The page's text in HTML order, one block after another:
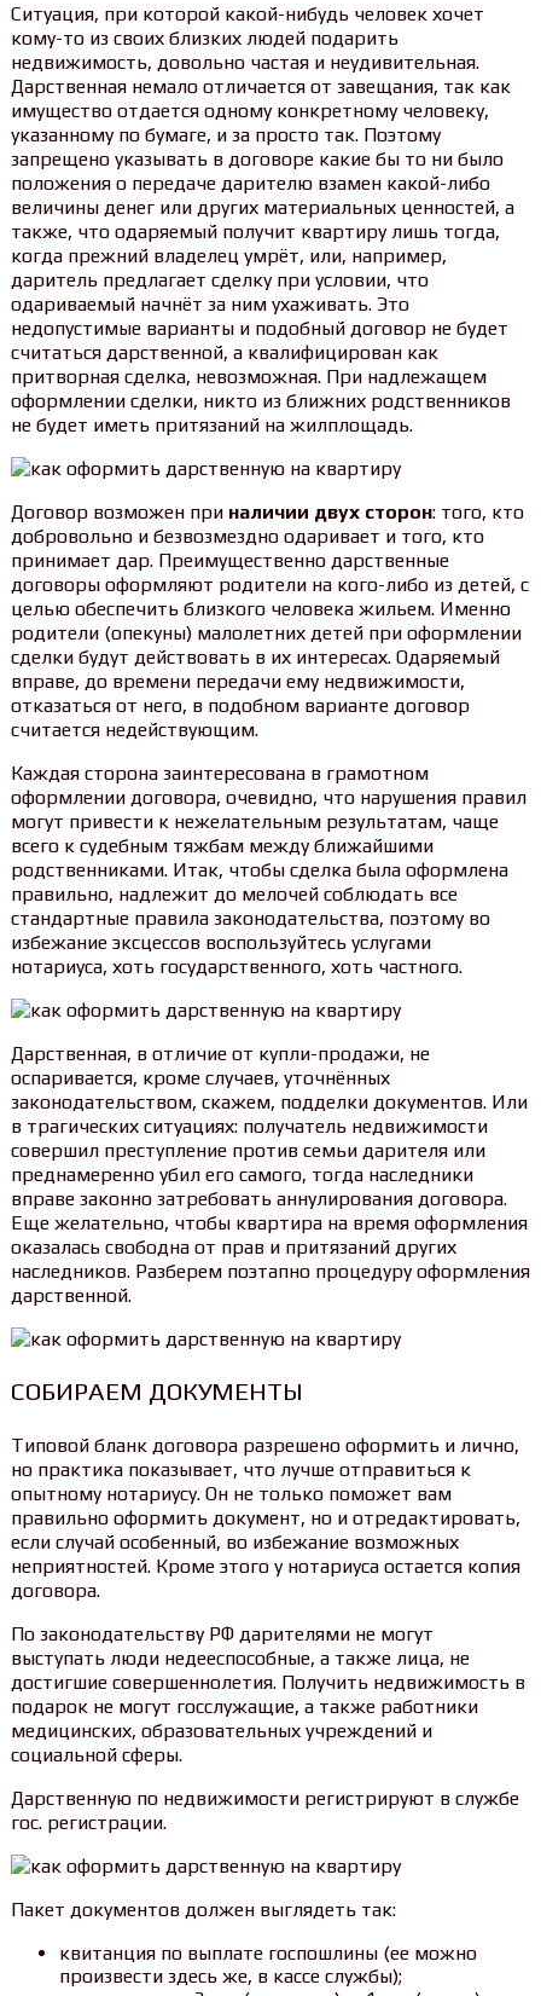
Ситуация, при которой какой-нибудь человек хочет
кому-то из своих близких людей подарить
недвижимость, довольно частая и неудивительная.
Дарственная немало отличается от завещания, так как
имущество отдается одному конкретному человеку,
указанному по бумаге, и за просто так. Поэтому
запрещено указывать в договоре какие бы то ни было
положения о передаче дарителю взамен какой-либо
величины денег или других материальных ценностей, а
также, что одаряемый получит квартиру лишь тогда,
когда прежний владелец умрёт, или, например,
даритель предлагает сделку при условии, что
одариваемый начнёт за ним ухаживать. Это
недопустимые варианты и подобный договор не будет
считаться дарственной, а квалифицирован как
притворная сделка, невозможная. При надлежащем
оформлении сделки, никто из ближних родственников
не будет иметь притязаний на жилплощадь.
Договор возможен при наличии двух сторон: того, кто
добровольно и безвозмездно одаривает и того, кто
принимает дар. Преимущественно дарственные
договоры оформляют родители на кого-либо из детей, с
целью обеспечить близкого человека жильем. Именно
родители (опекуны) малолетних детей при оформлении
сделки будут действовать в их интересах. Одаряемый
вправе, до времени передачи ему недвижимости,
отказаться от него, в подобном варианте договор
считается недействующим.
Каждая сторона заинтересована в грамотном
оформлении договора, очевидно, что нарушения правил
могут привести к нежелательным результатам, чаще
всего к судебным тяжбам между ближайшими
родственниками. Итак, чтобы сделка была оформлена
правильно, надлежит до мелочей соблюдать все
стандартные правила законодательства, поэтому во
избежание эксцессов воспользуйтесь услугами
нотариуса, хоть государственного, хоть частного.
Дарственная, в отличие от купли-продажи, не
оспаривается, кроме случаев, уточнённых
законодательством, скажем, подделки документов. Или
в трагических ситуациях: получатель недвижимости
совершил преступление против семьи дарителя или
преднамеренно убил его самого, тогда наследники
вправе законно затребовать аннулирования договора.
Еще желательно, чтобы квартира на время оформления
оказалась свободна от прав и притязаний других
наследников. Разберем поэтапно процедуру оформления
дарственной.
СОБИРАЕМ ДОКУМЕНТЫ
Типовой бланк договора разрешено оформить и лично,
но практика показывает, что лучше отправиться к
опытному нотариусу. Он не только поможет вам
правильно оформить документ, но и отредактировать,
если случай особенный, во избежание возможных
неприятностей. Кроме этого у нотариуса остается копия
договора.
По законодательству РФ дарителями не могут
выступать люди недееспособные, а также лица, не
достигшие совершеннолетия. Получить недвижимость в
подарок не могут госслужащие, а также работники
медицинских, образовательных учреждений и
социальной сферы.
Дарственную по недвижимости регистрируют в службе
гос. регистрации.
Пакет документов должен выглядеть так:
квитанция по выплате госпошлины (ее можно
произвести здесь же, в кассе службы);